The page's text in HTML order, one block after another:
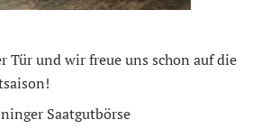
Tür und wir freue uns schon auf die
Saatgutbörse